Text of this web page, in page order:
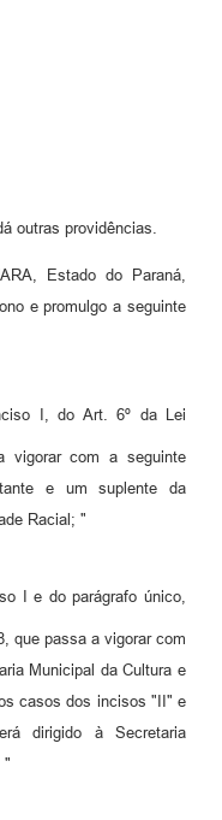
outras providências.
Estado do Paraná,
e promulgo a seguinte
I, do Art. 6º da Lei
vigorar com a seguinte
e um suplente da
Racial; "
I e do parágrafo único,
que passa a vigorar com
Municipal da Cultura e
casos dos incisos "II" e
dirigido à Secretaria
"